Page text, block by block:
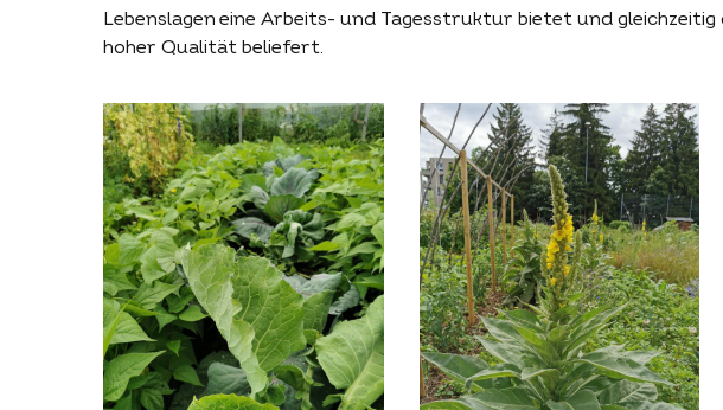
Lebenslagen eine Arbeits- und Tagesstruktur bietet und
hoher Qualität beliefert.